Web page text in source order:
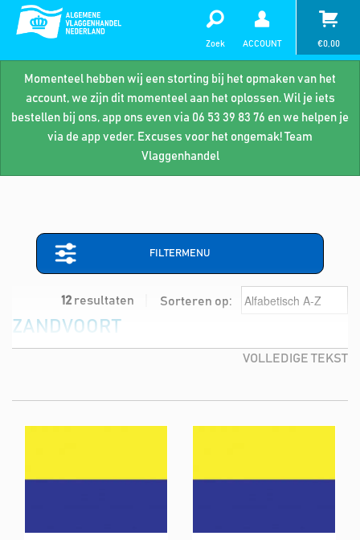
Momenteel hebben wij een storting bij het opmaken van het
account, we zijn dit momenteel aan het oplossen. Wil je iets
bestellen bij ons, app ons even via 06 53 39 83 76 en we helpen je
via de app veder. Excuses voor het ongemak! Team
Vlaggenhandel
Zoek ACCOUNT €0,00
FILTERMENU
12 resultaten Sorteren op:
ZANDVOORT
VOLLEDIGE TEKST